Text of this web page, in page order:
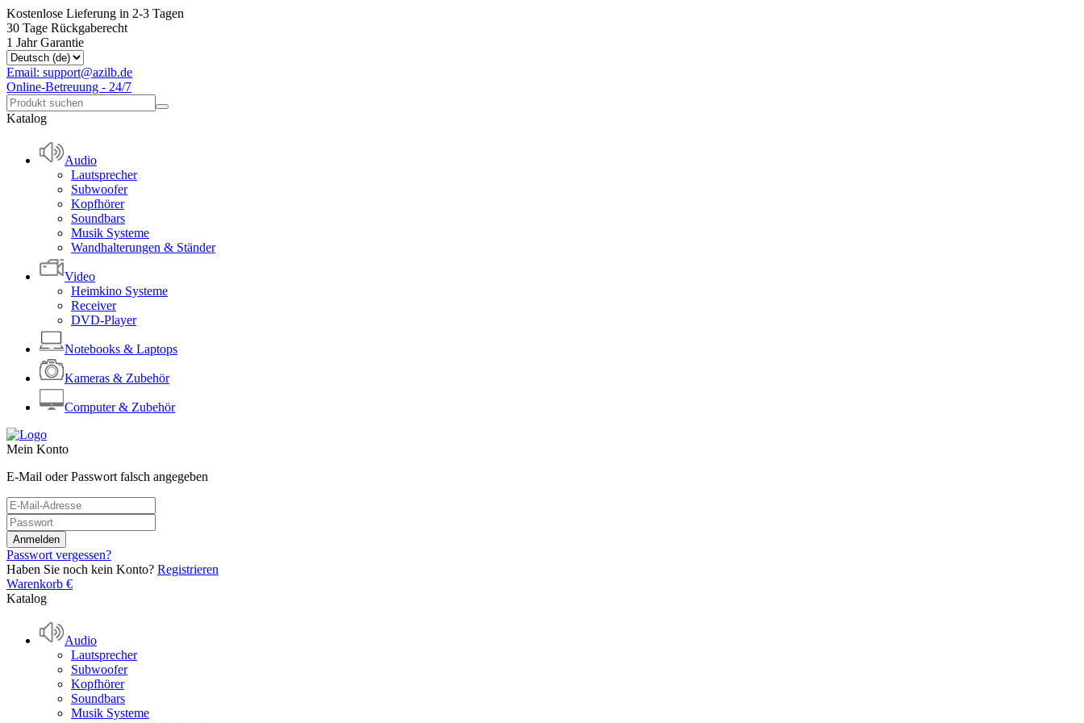
Kostenlose Lieferung in 2-3 Tagen
30 Tage Rückgaberecht
1 Jahr Garantie
Email: support@azilb.de
Online-Betreuung - 24/7
Katalog
Audio
Lautsprecher
Subwoofer
Kopfhörer
Soundbars
Musik Systeme
Wandhalterungen & Ständer
Video
Heimkino Systeme
Receiver
DVD-Player
Notebooks & Laptops
Kameras & Zubehör
Computer & Zubehör
Mein Konto
E-Mail oder Passwort falsch angegeben
Passwort vergessen?
Haben Sie noch kein Konto? Registrieren
Warenkorb €
Katalog
Audio
Lautsprecher
Subwoofer
Kopfhörer
Soundbars
Musik Systeme